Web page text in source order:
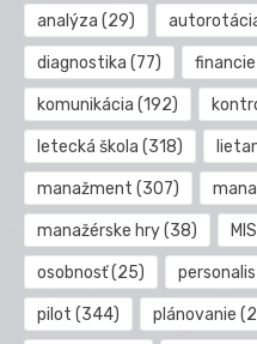
analýza (29)
diagnostika (77) financie
komunikácia (192)
letecká škola (318)
manažment (307)
manažérske hry(38) MIS
osobnosť(25)
pilot (344) plánovanie